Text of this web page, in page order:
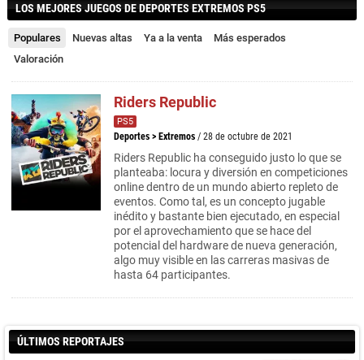
LOS MEJORES JUEGOS DE DEPORTES EXTREMOS PS5
Populares Nuevas altas Ya a la venta
Más esperados
Valoración
Riders Republic
PS5
Deportes > Extremos / 28 de octubre de 2021
Riders Republic ha conseguido justo lo que se
planteaba: locura y diversión en competiciones
online dentro de un mundo abierto repleto de
eventos. Como tal, es un concepto jugable
inédito y bastante bien ejecutado, en especial
por el aprovechamiento que se hace del
potencial del hardware de nueva generación,
algo muy visible en las carreras masivas de
hasta 64 participantes.
ÚLTIMOS REPORTAJES